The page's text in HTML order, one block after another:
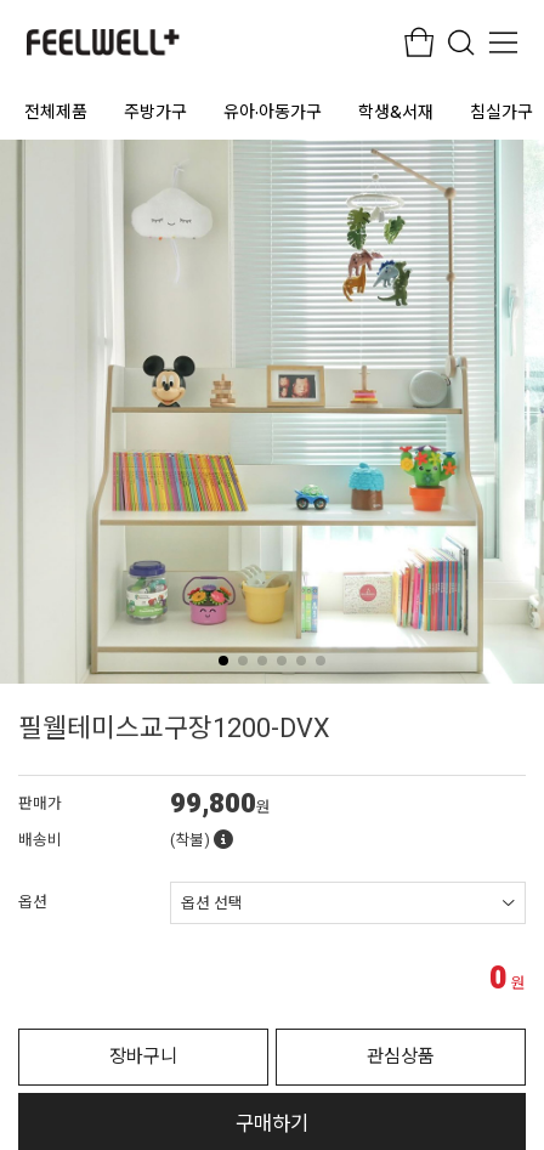
전체제품 주방가구 유아·아동가구 학생&서재 침실가구
필웰테미스교구장1200-DVX
판매가 99,800원
배송비
(착불)
옵션
0 원
장바구니 관심상품
구매하기